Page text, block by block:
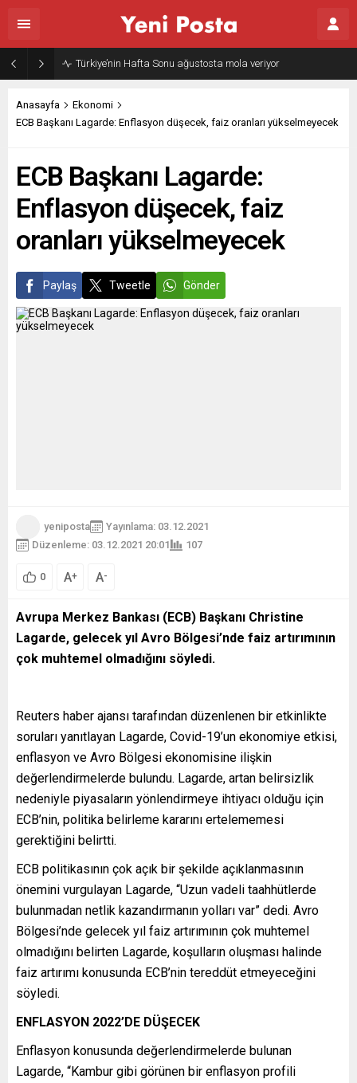
Türkiye’nin Hafta Sonu ağustosta mola veriyor
Anasayfa
Ekonomi
ECB Başkanı Lagarde: Enflasyon düşecek, faiz oranları yükselmeyecek
ECB Başkanı Lagarde:
Enflasyon düşecek, faiz
oranları yükselmeyecek
Paylaş Tweetle Gönder
yeniposta
Yayınlama: 03.12.2021
Düzenleme: 03.12.2021 20:01
107
0 A+ A-
Avrupa Merkez Bankası (ECB) Başkanı Christine
Lagarde, gelecek yıl Avro Bölgesi’nde faiz artırımının
çok muhtemel olmadığını söyledi.
Reuters haber ajansı tarafından düzenlenen bir etkinlikte
soruları yanıtlayan Lagarde, Covid-19’un ekonomiye etkisi,
enflasyon ve Avro Bölgesi ekonomisine ilişkin
değerlendirmelerde bulundu. Lagarde, artan belirsizlik
nedeniyle piyasaların yönlendirmeye ihtiyacı olduğu için
ECB’nin, politika belirleme kararını ertelememesi
gerektiğini belirtti.
ECB politikasının çok açık bir şekilde açıklanmasının
önemini vurgulayan Lagarde, “Uzun vadeli taahhütlerde
bulunmadan netlik kazandırmanın yolları var” dedi. Avro
Bölgesi’nde gelecek yıl faiz artırımının çok muhtemel
olmadığını belirten Lagarde, koşulların oluşması halinde
faiz artırımı konusunda ECB’nin tereddüt etmeyeceğini
söyledi.
ENFLASYON 2022’DE DÜŞECEK
Enflasyon konusunda değerlendirmelerde bulunan
Lagarde, “Kambur gibi görünen bir enflasyon profili